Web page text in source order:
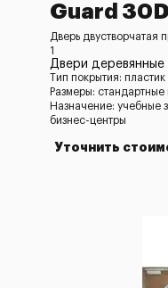
Guard
Дверь двустворчатая
1
Двери
Тип покрытия: пластик
Размеры:
Назначение: учебные
бизнес-центры
Уточнить